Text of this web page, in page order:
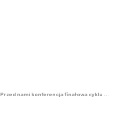
Przed nami konferencja finałowa cyklu Hackathon HackVision - bądź z nami na żywo